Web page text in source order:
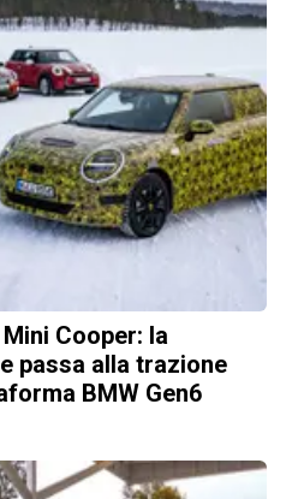
Cooper: la
passa alla trazione
BMW Gen6